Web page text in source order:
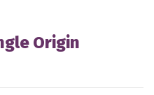
Origin